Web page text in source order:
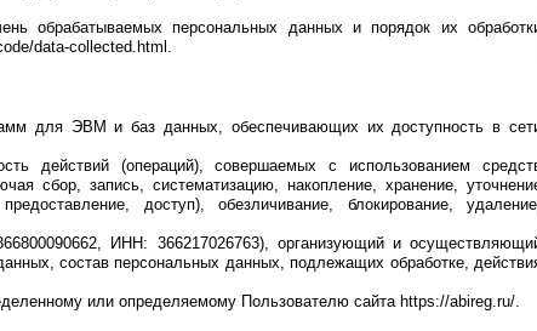
обрабатываемых персональных данных и порядок их
data-collected.html.
для ЭВМ и баз данных, обеспечивающих их доступность в
действий (операций), совершаемых с использованием
сбор, запись, систематизацию, накопление, хранение,
доступ), обезличивание, блокирование, удаление,
ИНН: 366217026763), организующий и
состав персональных данных, подлежащих обработке,
или определяемому Пользователю сайта https://abireg.ru/.